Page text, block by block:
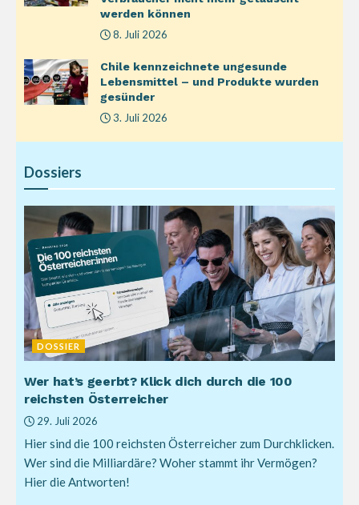
werden können
8. Juli 2026
Chile kennzeichnete ungesunde
Lebensmittel – und Produkte wurden
gesünder
3. Juli 2026
Dossiers
DOSSIER
Wer hat’s geerbt? Klick dich durch die 100
reichsten Österreicher
29. Juli 2026
Hier sind die 100 reichsten Österreicher zum Durchklicken.
Wer sind die Milliardäre? Woher stammt ihr Vermögen?
Hier die Antworten!